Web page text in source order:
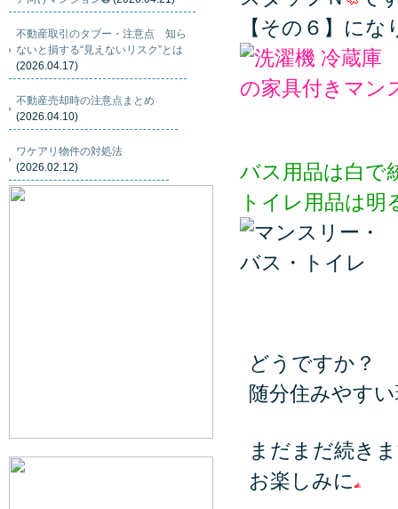
【その６】にな
バス用品は白で
トイレ用品は
どうですか？
随分住みやす
まだまだ続き
お楽しみに
不動産取引のタブー・注意点 知ら
ないと損する“見えないリスク”とは
(2026.04.17)
不動産売却時の注意点まとめ
(2026.04.10)
ワケアリ物件の対処法
(2026.02.12)